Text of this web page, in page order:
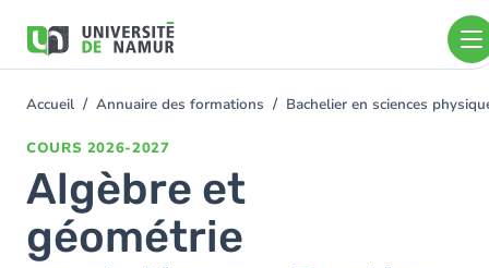
contenu
You
Accueil Annuaire des formations Bachelier en sciences
COURS 2026-2027
Algèbre et
géométrie